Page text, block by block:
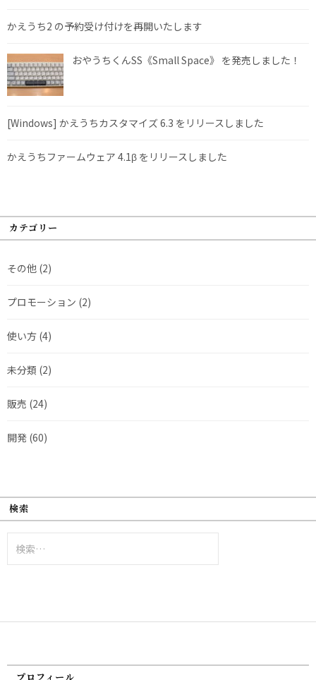
かえうち2 の予約受け付けを再開いたします
おやうちくんSS《Small Space》 を発売しました！
[Windows] かえうちカスタマイズ 6.3 をリリースしました
かえうちファームウェア 4.1β をリリースしました
カテゴリー
その他 (2)
プロモーション (2)
使い方 (4)
未分類 (2)
販売 (24)
開発 (60)
検索
索:
プロフィール